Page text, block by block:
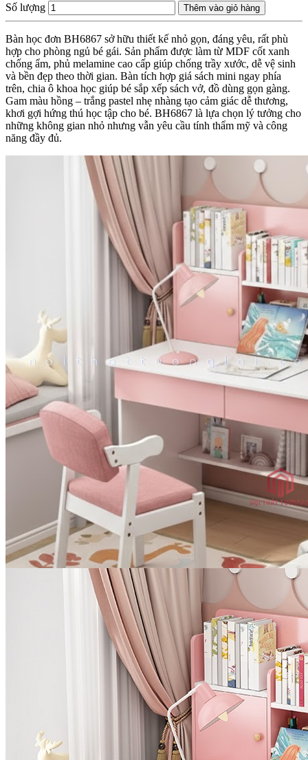
Số lượng Thêm vào giỏ hàng
Bàn học đơn BH6867 sở hữu thiết kế nhỏ gọn, đáng yêu, rất phù
hợp cho phòng ngủ bé gái. Sản phẩm được làm từ MDF cốt xanh
chống ẩm, phủ melamine cao cấp giúp chống trầy xước, dễ vệ sinh
và bền đẹp theo thời gian. Bàn tích hợp giá sách mini ngay phía
trên, chia ô khoa học giúp bé sắp xếp sách vở, đồ dùng gọn gàng.
Gam màu hồng – trắng pastel nhẹ nhàng tạo cảm giác dễ thương,
khơi gợi hứng thú học tập cho bé. BH6867 là lựa chọn lý tưởng cho
những không gian nhỏ nhưng vẫn yêu cầu tính thẩm mỹ và công
năng đầy đủ.